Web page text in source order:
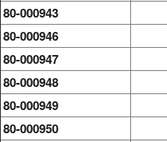
80-000943
80-000946
80-000947
80-000948
80-000949
80-000950